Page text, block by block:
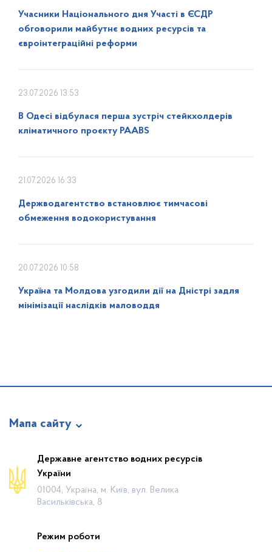
Учасники Національного дня Участі в ЄСДР
обговорили майбутнє водних ресурсів та
євроінтеграційні реформи
23.07.2026 13:53
В Одесі відбулася перша зустріч стейкхолдерів
кліматичного проєкту PAABS
21.07.2026 16:33
Держводагентство встановлює тимчасові
обмеження водокористування
20.07.2026 10:58
Україна та Молдова узгодили дії на Дністрі задля
мінімізації наслідків маловоддя
Мапа сайту
Про відомство
Діяльність
Громадянам
Публічна інформація
Державне агентство водних ресурсів
України
01004, Україна, м. Київ, вул. Велика
Васильківська, 8
Режим роботи